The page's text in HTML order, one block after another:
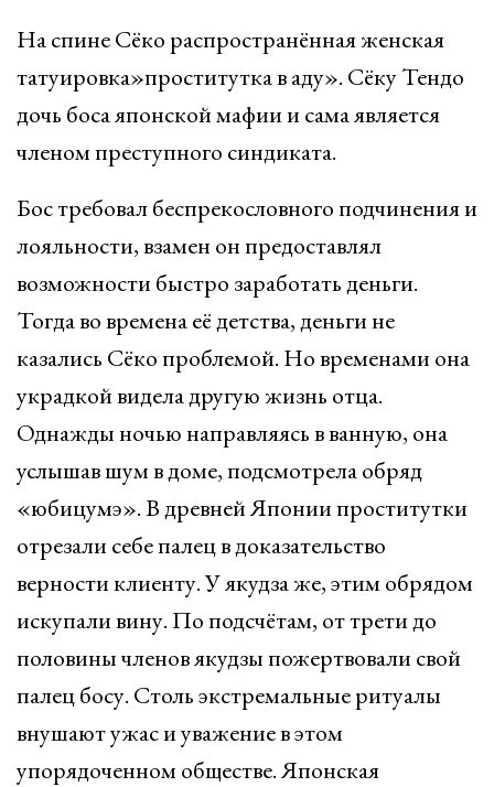
На спине Сёко распространённая женская
татуировка»проститутка в аду». Сёку Тендо
дочь боса японской мафии и сама является
членом преступного синдиката.
Бос требовал беспрекословного подчинения и
лояльности, взамен он предоставлял
возможности быстро заработать деньги.
Тогда во времена её детства, деньги не
казались Сёко проблемой. Но временами она
украдкой видела другую жизнь отца.
Однажды ночью направляясь в ванную, она
услышав шум в доме, подсмотрела обряд
«юбицумэ». В древней Японии проститутки
отрезали себе палец в доказательство
верности клиенту. У якудза же, этим обрядом
искупали вину. По подсчётам, от трети до
половины членов якудзы пожертвовали свой
палец босу. Столь экстремальные ритуалы
внушают ужас и уважение в этом
упорядоченном обществе. Японская